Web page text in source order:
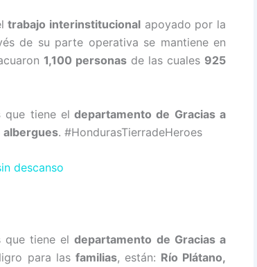
trabajo interinstitucionalapoyado por la
de su parte operativa se mantiene en
1,100 personasde las cuales 925
que tiene el departamento de Gracias a
albergues. #HondurasTierradeHeroes
descanso
que tiene eldepartamento de Gracias a
para las familias, están: Río Plátano,